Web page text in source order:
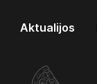
Aktualijos